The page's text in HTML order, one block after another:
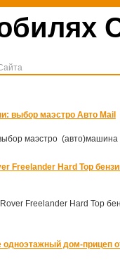
выбор маэстро Авто Mail
маэстро (авто)машина
Freelander Hard Top
Freelander Hard Top
дом-прицеп